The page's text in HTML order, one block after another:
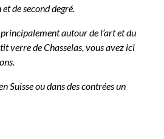
de second degré.
autour de l’art et du
verre de Chasselas, vous avez ici
Suisse ou dans des contrées un